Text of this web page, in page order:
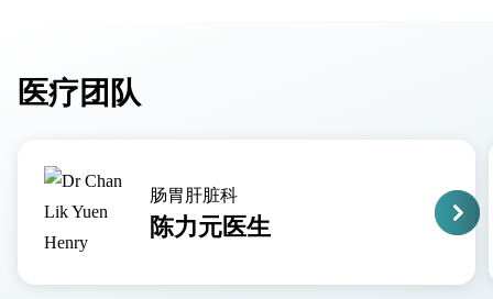
医疗团队
肠胃肝脏科
陈力元医生